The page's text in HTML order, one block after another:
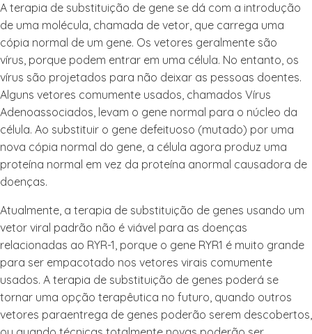
A terapia de substituição de gene se dá com a introdução
de uma molécula, chamada de vetor, que carrega uma
cópia normal de um gene. Os vetores geralmente são
vírus, porque podem entrar em uma célula. No entanto, os
vírus são projetados para não deixar as pessoas doentes.
Alguns vetores comumente usados, chamados Vírus
Adenoassociados, levam o gene normal para o núcleo da
célula. Ao substituir o gene defeituoso (mutado) por uma
nova cópia normal do gene, a célula agora produz uma
proteína normal em vez da proteína anormal causadora de
doenças.
Atualmente, a terapia de substituição de genes usando um
vetor viral padrão não é viável para as doenças
relacionadas ao RYR-1, porque o gene RYR1 é muito grande
para ser empacotado nos vetores virais comumente
usados. A terapia de substituição de genes poderá se
tornar uma opção terapêutica no futuro, quando outros
vetores paraentrega de genes poderão serem descobertos,